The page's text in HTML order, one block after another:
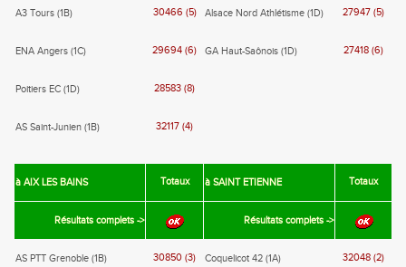
A3 Tours (1B) 30466 (5) Alsace Nord Athlétisme (1D) 27947 (5)
ENA Angers (1C) 29694 (6) GA Haut-Saônois (1D) 27418 (6)
Poitiers EC (1D) 28583 (8)
AS Saint-Junien (1B) 32117 (4)
à AIX LES BAINS Totaux à SAINT ETIENNE Totaux
Résultats complets -> Résultats complets ->
AS PTT Grenoble (1B) 30850 (3) Coquelicot 42 (1A) 32048 (2)